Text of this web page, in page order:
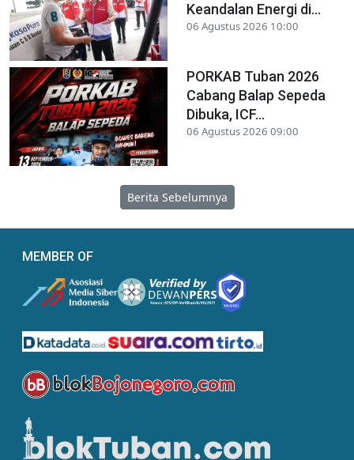
Keandalan Energi di...
06 Agustus 2026 10:00
PORKAB Tuban 2026
Cabang Balap Sepeda
Dibuka, ICF...
06 Agustus 2026 09:00
Berita Sebelumnya
MEMBER OF